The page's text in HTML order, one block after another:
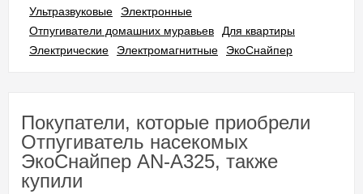
Ультразвуковые
Электронные
Отпугиватели домашних муравьев
Для квартиры
Электрические
Электромагнитные ЭкоСнайпер
Покупатели, которые приобрели
Отпугиватель насекомых
ЭкоСнайпер AN-A325, также
купили